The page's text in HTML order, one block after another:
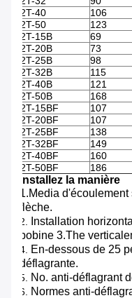
2T-40
106
2T-50
123
2T-15B
69
2T-20B
73
2T-25B
98
2T-32B
115
2T-40B
121
2T-50B
168
2T-15BF
107
2T-20BF
107
2T-25BF
138
2T-32BF
149
2T-40BF
160
2T-50BF
186
Installez la manière
1.Media
flèche.
2.
Installation
bobine 3.The
4.
En-dessous de 25
déflagrante.
5. No. anti-déflagrant
6.
Normes anti-